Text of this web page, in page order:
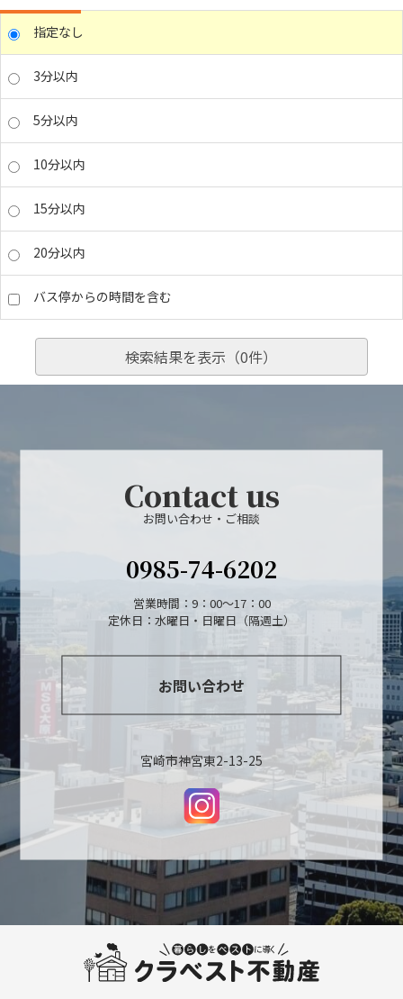
指定なし
3分以内
5分以内
10分以内
15分以内
20分以内
バス停からの時間を含む
検索結果を表示（0件）
Contact us
お問い合わせ・ご相談
0985-74-6202
営業時間：9：00～17：00
定休日：水曜日・日曜日（隔週土）
お問い合わせ
宮崎市神宮東2-13-25